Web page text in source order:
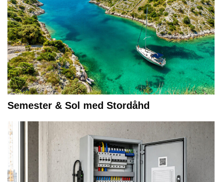
Semester & Sol med Stordåhd